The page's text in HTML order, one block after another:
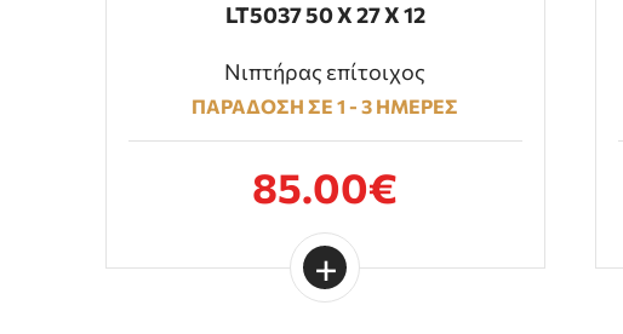
LT5037 50 Χ 27 Χ 12
Νιπτήρας επίτοιχος
ΠΑΡΑΔΟΣΗ ΣΕ 1 - 3 ΗΜΕΡΕΣ
85.00€